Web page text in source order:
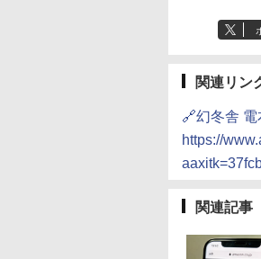
関連リン
🔗幻冬舎
https://
関連記事